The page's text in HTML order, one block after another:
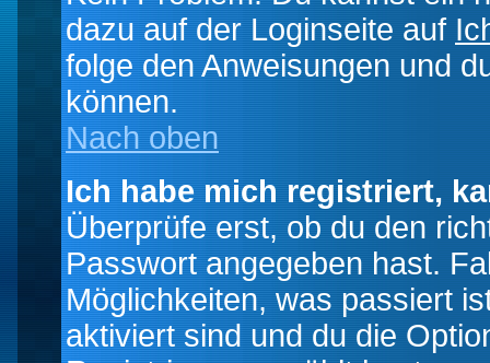
dazu auf der Loginseite auf
folge den Anweisungen und
können.
Nach oben
Ich habe mich registriert,
Überprüfe erst, ob du den
Passwort angegeben hast.
Möglichkeiten, was passiert
aktiviert sind und du die